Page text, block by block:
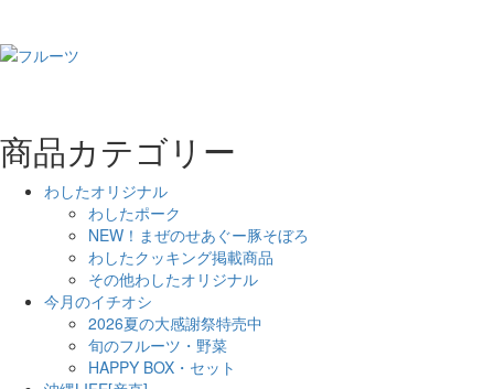
商品カテゴリー
わしたオリジナル
わしたポーク
NEW！まぜのせあぐー豚そぼろ
わしたクッキング掲載商品
その他わしたオリジナル
今月のイチオシ
2026夏の大感謝祭特売中
旬のフルーツ・野菜
HAPPY BOX・セット